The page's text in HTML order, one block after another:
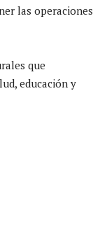
las operaciones
que
educación y